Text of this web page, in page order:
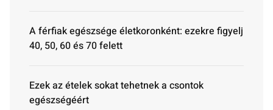
A férfiak egészsége életkoronként: ezekre figyelj
40, 50, 60 és 70 felett
Ezek az ételek sokat tehetnek a csontok
egészségéért